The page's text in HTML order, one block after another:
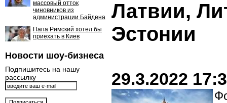
массовый отток
чиновников из
администрации Байдена
Папа Римский хотел бы
приехать в Киев
Новости шоу-бизнеса
Подпишитесь на нашу
рассылку
Латвии,
Эстонии
29.3.2022